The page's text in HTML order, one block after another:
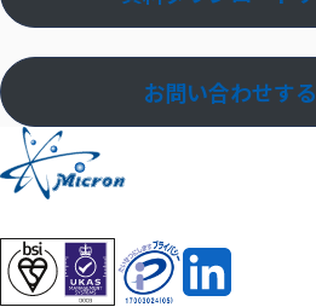
お問い合わせする